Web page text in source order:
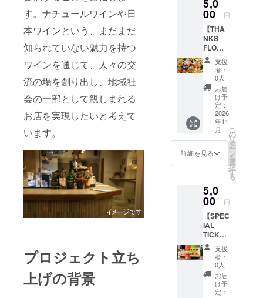
す。ナチュールワインや日
本ワインという、まだまだ
知られていない魅力を持つ
ワインを通じて、人々の交
流の場を創り出し、地域社
会の一部として親しまれる
お店を実現したいと考えて
います。
プロジェクト立ち
上げの背景
能で
す。
はいた
しかね
ます。
お釣り
は出ま
せん。
・初回
来店時
にお渡
しいた
しま
す。ス
タッフ
にクラ
ウド
ファン
た旨
を、お
声かけ
くださ
い。 ・
有効期
間：グ
ランド
オープ
ン〜1年
5,0
00 円
【THA
NKS
FLOWE
R 5,000
円】 感
謝の気
持ちを
込め
て、
3,000円
相当の
花束と
お礼の
メッ
セージ
をお送
す。 ※
支援
時、必
ずお名
前とご
住所を
ご記載
くださ
い。 郵
送をご
希望さ
れない
支援
者：
0人
お届
け予
定：
2026
年11
月
詳細を見る
こ
の
リ
タ
ー
ン
を
選
択
す
る
5,0
00 円
【SPEC
IAL
TICKET
5,000
円】 ・
オープ
ンした
店舗
で、ご
支援
者：
0人
お届
け予
定：